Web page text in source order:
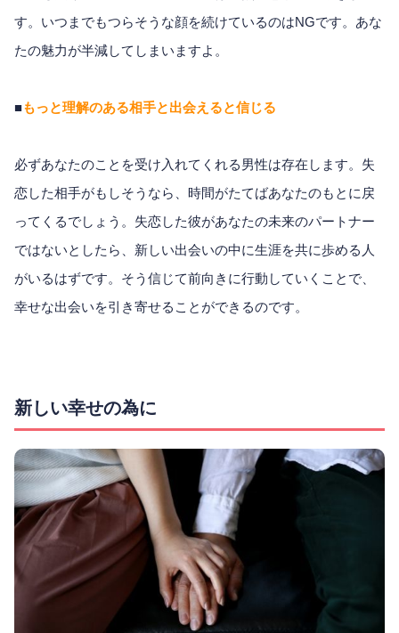
す。いつまでもつらそうな顔を続けているのはNGです。あな
たの魅力が半減してしまいますよ。
■もっと理解のある相手と出会えると信じる
必ずあなたのことを受け入れてくれる男性は存在します。失
恋した相手がもしそうなら、時間がたてばあなたのもとに戻
ってくるでしょう。失恋した彼があなたの未来のパートナー
ではないとしたら、新しい出会いの中に生涯を共に歩める人
がいるはずです。そう信じて前向きに行動していくことで、
幸せな出会いを引き寄せることができるのです。
新しい幸せの為に